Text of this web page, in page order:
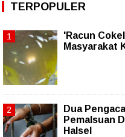
TERPOPULER
'Racun
Masyarakat
Dua
Pemalsuan
Halsel